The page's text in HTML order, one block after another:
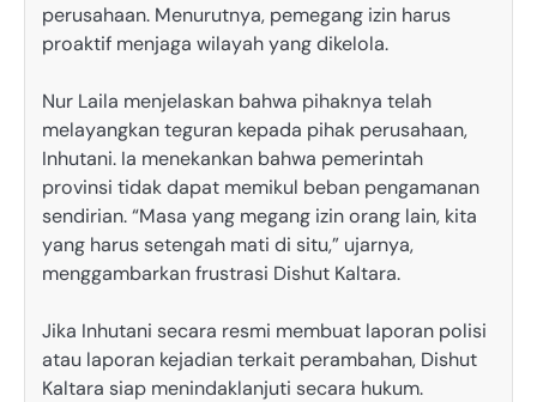
perusahaan. Menurutnya, pemegang izin harus
proaktif menjaga wilayah yang dikelola.
Nur Laila menjelaskan bahwa pihaknya telah
melayangkan teguran kepada pihak perusahaan,
Inhutani. Ia menekankan bahwa pemerintah
provinsi tidak dapat memikul beban pengamanan
sendirian. “Masa yang megang izin orang lain, kita
yang harus setengah mati di situ,” ujarnya,
menggambarkan frustrasi Dishut Kaltara.
Jika Inhutani secara resmi membuat laporan polisi
atau laporan kejadian terkait perambahan, Dishut
Kaltara siap menindaklanjuti secara hukum.